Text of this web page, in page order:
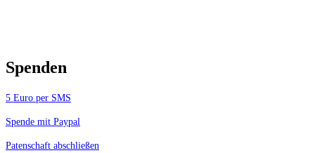
Spenden
5 Euro per SMS
Spende mit Paypal
Patenschaft abschließen